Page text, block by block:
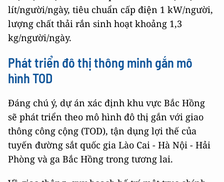
lít/người/ngày, tiêu chuẩn cấp điện 1 kW/người,
lượng chất thải rắn sinh hoạt khoảng 1,3
kg/người/ngày.
Phát triển đô thị thông minh gắn mô
hình TOD
Đáng chú ý, dự án xác định khu vực Bắc Hồng
sẽ phát triển theo mô hình đô thị gắn với giao
thông công cộng (TOD), tận dụng lợi thế của
tuyến đường sắt quốc gia Lào Cai - Hà Nội - Hải
Phòng và ga Bắc Hồng trong tương lai.